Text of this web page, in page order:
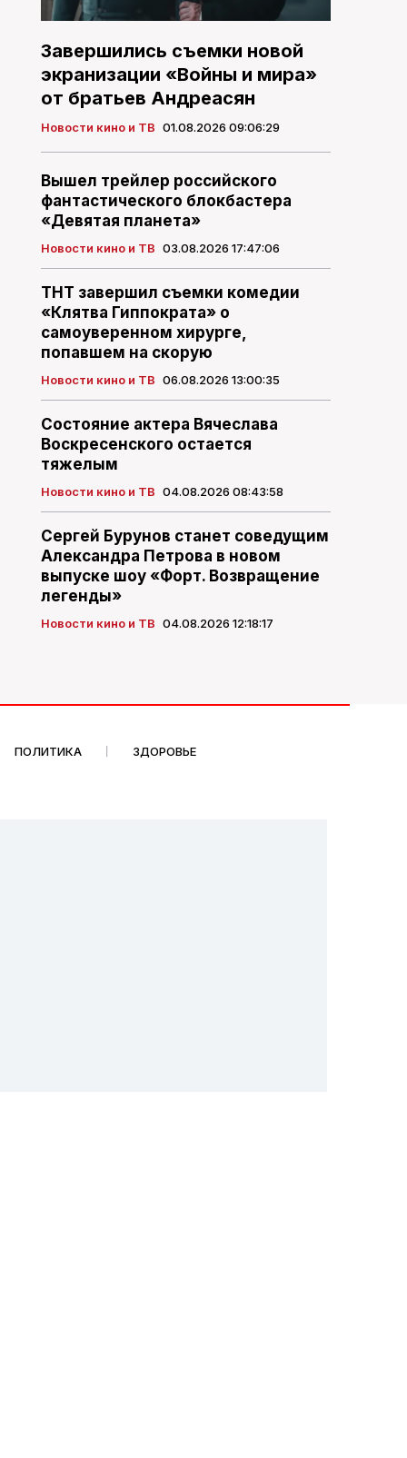
Завершились съемки новой
экранизации «Войны и мира»
от братьев Андреасян
Новости кино и ТВ 01.08.2026 09:06:29
Вышел трейлер российского
фантастического блокбастера
«Девятая планета»
Новости кино и ТВ 03.08.2026 17:47:06
ТНТ завершил съемки комедии
«Клятва Гиппократа» о
самоуверенном хирурге,
попавшем на скорую
Новости кино и ТВ 06.08.2026 13:00:35
Состояние актера Вячеслава
Воскресенского остается
тяжелым
Новости кино и ТВ 04.08.2026 08:43:58
Сергей Бурунов станет соведущим
Александра Петрова в новом
выпуске шоу «Форт. Возвращение
легенды»
Новости кино и ТВ 04.08.2026 12:18:17
ПОЛИТИКА ЗДОРОВЬЕ